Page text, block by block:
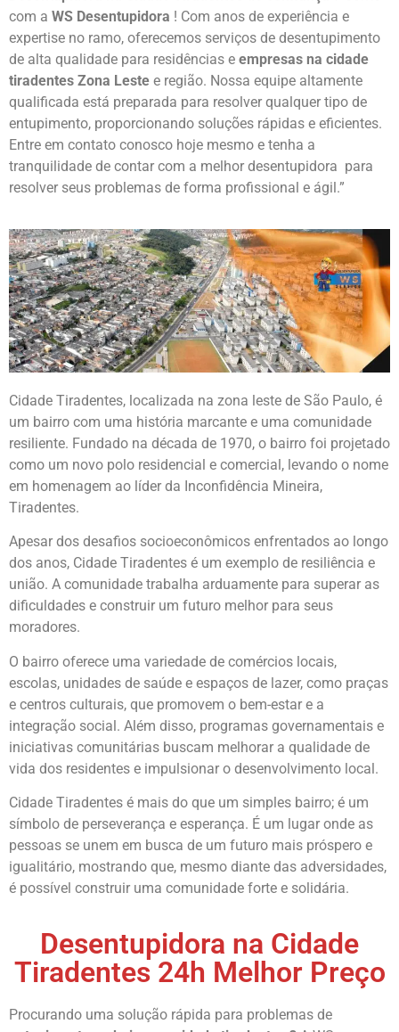
com a WS Desentupidora ! Com anos de experiência e
expertise no ramo, oferecemos serviços de desentupimento
de alta qualidade para residências e empresas na cidade
tiradentes Zona Leste e região. Nossa equipe altamente
qualificada está preparada para resolver qualquer tipo de
entupimento, proporcionando soluções rápidas e eficientes.
Entre em contato conosco hoje mesmo e tenha a
tranquilidade de contar com a melhor desentupidora para
resolver seus problemas de forma profissional e ágil.”
Cidade Tiradentes, localizada na zona leste de São Paulo, é
um bairro com uma história marcante e uma comunidade
resiliente. Fundado na década de 1970, o bairro foi projetado
como um novo polo residencial e comercial, levando o nome
em homenagem ao líder da Inconfidência Mineira,
Tiradentes.
Apesar dos desafios socioeconômicos enfrentados ao longo
dos anos, Cidade Tiradentes é um exemplo de resiliência e
união. A comunidade trabalha arduamente para superar as
dificuldades e construir um futuro melhor para seus
moradores.
O bairro oferece uma variedade de comércios locais,
escolas, unidades de saúde e espaços de lazer, como praças
e centros culturais, que promovem o bem-estar e a
integração social. Além disso, programas governamentais e
iniciativas comunitárias buscam melhorar a qualidade de
vida dos residentes e impulsionar o desenvolvimento local.
Cidade Tiradentes é mais do que um simples bairro; é um
símbolo de perseverança e esperança. É um lugar onde as
pessoas se unem em busca de um futuro mais próspero e
igualitário, mostrando que, mesmo diante das adversidades,
é possível construir uma comunidade forte e solidária.
Desentupidora na Cidade
Tiradentes 24h Melhor Preço
Procurando uma solução rápida para problemas de